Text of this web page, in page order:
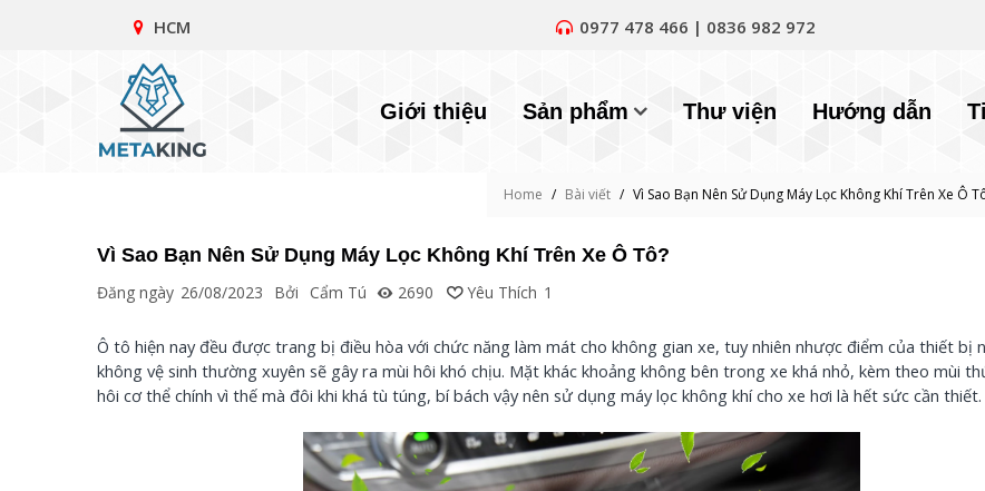
HCM 0977 478 466 | 0836 982 972
Giới thiệu Sản phẩm Thư viện Hướng dẫn
Home / Bài viết / Vì Sao Bạn Nên Sử Dụng Máy Lọc Không Khí Trên Xe Ô
Vì Sao Bạn Nên Sử Dụng Máy Lọc Không Khí Trên Xe Ô Tô?
Đăng ngày 26/08/2023 Bởi Cẩm Tú 2690 Yêu Thích 1
Ô tô hiện nay đều được trang bị điều hòa với chức năng làm mát cho không gian xe, tuy nhiên nhược điểm của thiết bị
không vệ sinh thường xuyên sẽ gây ra mùi hôi khó chịu. Mặt khác khoảng không bên trong xe khá nhỏ, kèm theo mùi
hôi cơ thể chính vì thế mà đôi khi khá tù túng, bí bách vậy nên sử dụng máy lọc không khí cho xe hơi là hết sức cần thiết.